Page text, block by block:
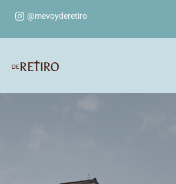
@mevoyderetiro